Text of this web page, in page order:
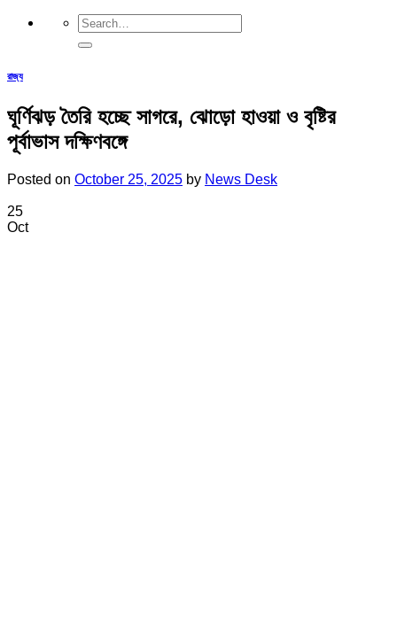
রাজ্য
ঘূর্ণিঝড় তৈরি হচ্ছে সাগরে, ঝোড়ো হাওয়া ও বৃষ্টির
পূর্বাভাস দক্ষিণবঙ্গে
Posted on October 25, 2025 by News Desk
25
Oct